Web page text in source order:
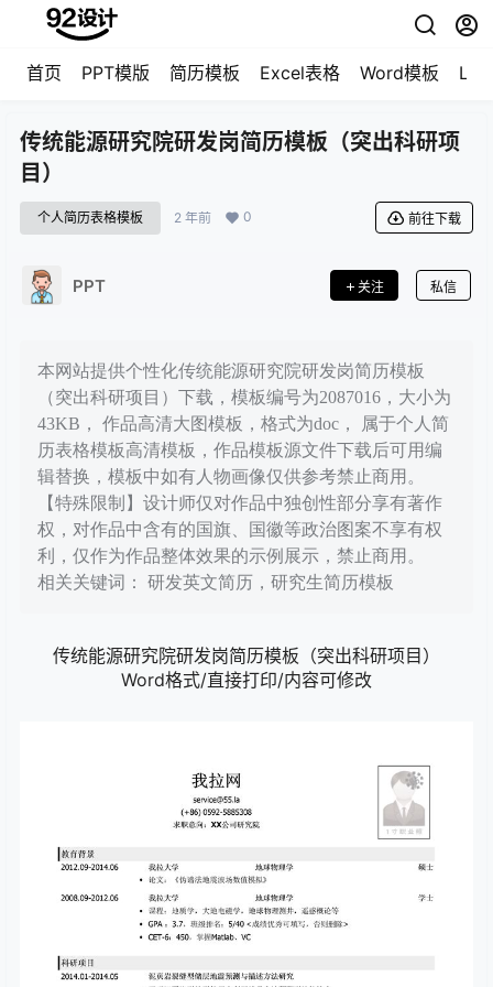
首页 PPT模版 简历模板 Excel表格 Word模板
传统能源研究院研发岗简历模板（突出科研项
目）
个人简历表格模板 2 年前 0 前往下载
PPT 关注 私信
本网站提供个性化传统能源研究院研发岗简历模板
（突出科研项目）下载，模板编号为2087016，大小为
43KB， 作品高清大图模板，格式为doc， 属于个人简
历表格模板高清模板，作品模板源文件下载后可用编
辑替换，模板中如有人物画像仅供参考禁止商用。
【特殊限制】设计师仅对作品中独创性部分享有著作
权，对作品中含有的国旗、国徽等政治图案不享有权
利，仅作为作品整体效果的示例展示，禁止商用。
相关关键词： 研发英文简历，研究生简历模板
传统能源研究院研发岗简历模板（突出科研项目）
Word格式/直接打印/内容可修改